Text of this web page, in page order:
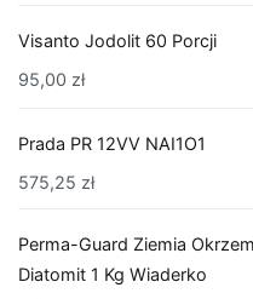
Visanto Jodolit 60 Porcji
95,00 zł
Prada PR 12VV NAI1O1
575,25 zł
Perma-Guard Ziemia
Diatomit 1 Kg Wiaderko